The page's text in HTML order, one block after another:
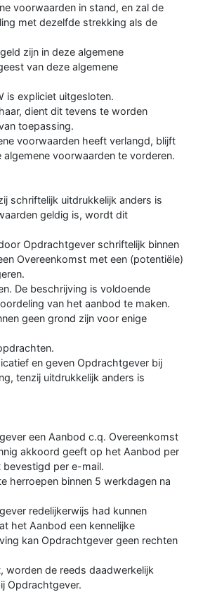
voorwaarden in stand, en zal de
met dezelfde strekking als de
zijn in deze algemene
van deze algemene
is expliciet uitgesloten.
dient dit tevens te worden
toepassing.
voorwaarden heeft verlangd, blijft
voorwaarden te vorderen.
schriftelijk uitdrukkelijk anders is
geldig is, wordt dit
Opdrachtgever schriftelijk binnen
Overeenkomst met een (potentiële)
De beschrijving is voldoende
van het aanbod te maken.
geen grond zijn voor enige
en geven Opdrachtgever bij
tenzij uitdrukkelijk anders is
een Aanbod c.q. Overeenkomst
akkoord geeft op het Aanbod per
per e-mail.
herroepen binnen 5 werkdagen na
redelijkerwijs had kunnen
het Aanbod een kennelijke
kan Opdrachtgever geen rechten
worden de reeds daadwerkelijk
Opdrachtgever.